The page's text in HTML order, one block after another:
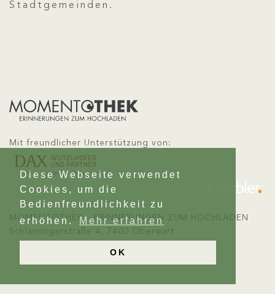
Diese Webseite verwendet
Cookies, um die
Bedienfreundlichkeit zu
erhöhen. Mehr erfahren
OK
Stadtgemeinden.
MOMENTOTHEK – ERINNERUNGEN ZUM HOCHLADEN
Schlainingerstraße 4, 7400 Oberwart
Mit freundlicher Unterstützung von: